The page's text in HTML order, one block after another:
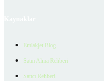
Emlakjet Blog
Satın Alma Rehberi
Satıcı Rehberi